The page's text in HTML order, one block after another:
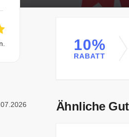
10%
RABATT
Ähnliche